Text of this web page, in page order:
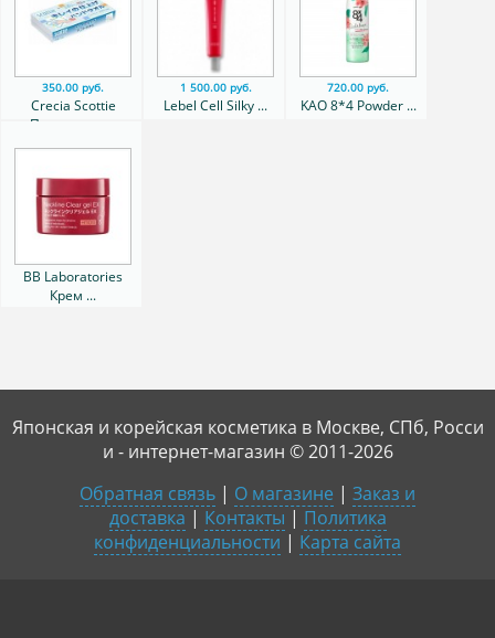
350.00 руб.
Crecia Scottie
Полотенца ...
1 500.00 руб.
Lebel Cell Silky ...
720.00 руб.
KAO 8*4 Powder ...
BB Laboratories
Крем ...
Японская и корейская косметика в Москве, СПб, Росси
и - интернет-магазин © 2011-2026
Обратная связь | О магазине | Заказ и
доставка | Контакты | Политика
конфиденциальности | Карта сайта